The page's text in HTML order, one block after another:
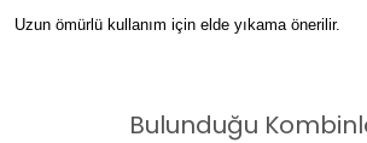
Uzun ömürlü kullanım için elde yıkama önerilir.
Bulunduğu